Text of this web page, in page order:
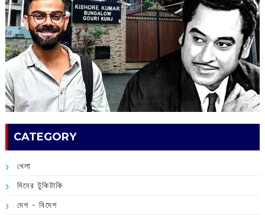
CATEGORY
খেলা
দিনের টুকিটাকি
দেশ - বিদেশ